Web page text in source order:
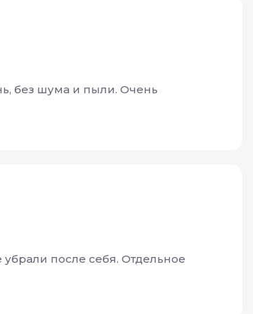
без шума и пыли. Очень
после себя. Отдельное